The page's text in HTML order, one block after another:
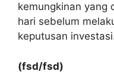
kemungkinan yang
hari sebelum
keputusan
(fsd/fsd)